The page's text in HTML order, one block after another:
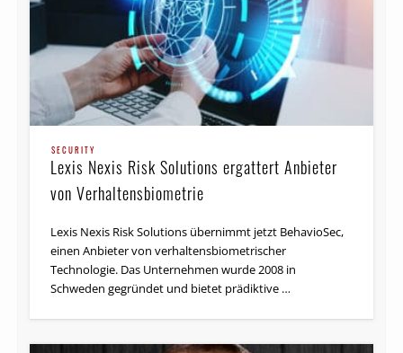
SECURITY
Lexis Nexis Risk Solutions ergattert Anbieter
von Verhaltensbiometrie
Lexis Nexis Risk Solutions übernimmt jetzt BehavioSec,
einen Anbieter von verhaltensbiometrischer
Technologie. Das Unternehmen wurde 2008 in
Schweden gegründet und bietet prädiktive …